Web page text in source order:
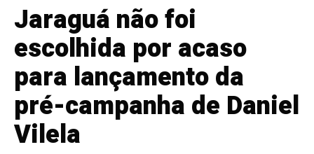
Jaraguá não foi
escolhida por acaso
para lançamento da
pré-campanha de Daniel
Vilela